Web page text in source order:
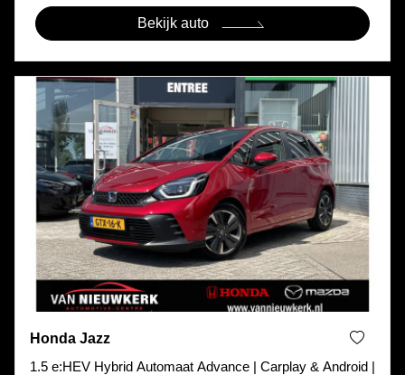
Bekijk auto
Honda Jazz
1.5 e:HEV Hybrid Automaat Advance | Carplay & Android |